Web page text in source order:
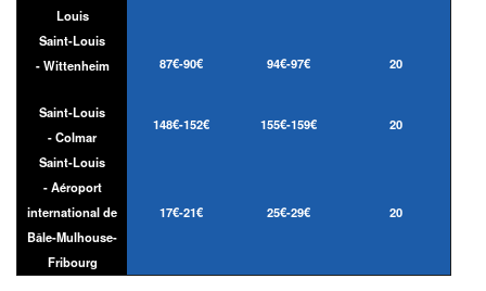
Louis
Saint-Louis
- Wittenheim
87€-90€ 94€-97€ 20
Saint-Louis
- Colmar
148€-152€ 155€-159€ 20
Saint-Louis
- Aéroport
international de
Bâle-Mulhouse-
Fribourg
17€-21€ 25€-29€ 20